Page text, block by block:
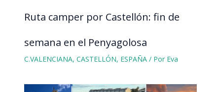
Ruta camper por Castellón: fin de
semana en el Penyagolosa
C.VALENCIANA, CASTELLÓN, ESPAÑA/ Por Eva